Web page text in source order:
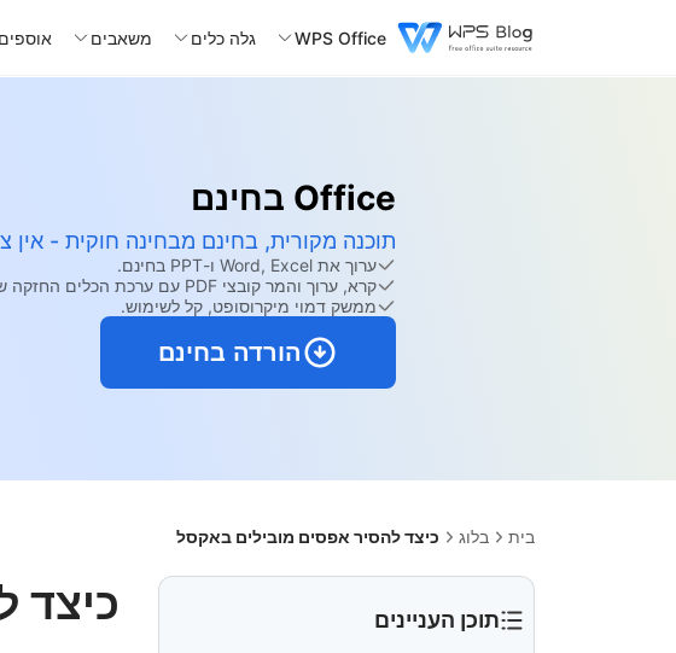
WPS Office גלה כלים משאבים אוספים
Office בחינם
תוכנה מקורית, בחינם מבחינה חוקית - אין
ערוך את Word, Excel ו-PPT בחינם.
קרא, ערוך והמר קובצי PDF עם ערכת הכלים החזקה של PDF.
ממשק דמוי מיקרוסופט, קל לשימוש.
הורדה בחינם
בית בלוג כיצד להסיר אפסים מובילים באקסל
תוכן העניינים כיצד